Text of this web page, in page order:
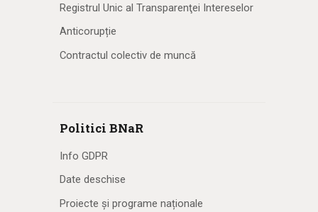
Registrul Unic al Transparenţei Intereselor
Anticorupție
Contractul colectiv de muncă
Politici BNaR
Info GDPR
Date deschise
Proiecte și programe naționale